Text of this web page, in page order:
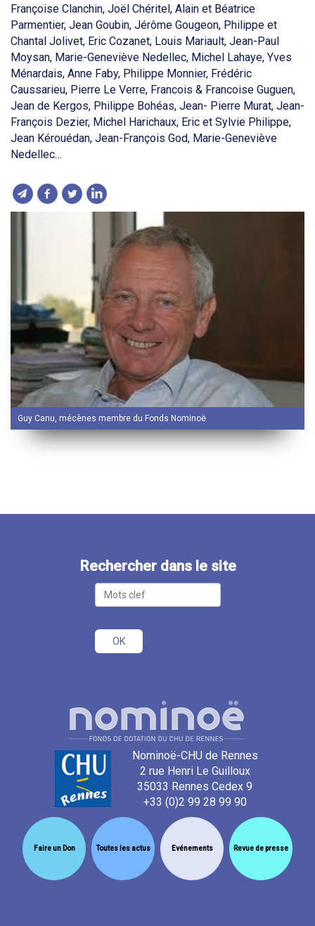
Françoise Clanchin, Joël Chéritel, Alain et Béatrice
Parmentier, Jean Goubin, Jérôme Gougeon, Philippe et
Chantal Jolivet, Eric Cozanet, Louis Mariault, Jean-Paul
Moysan, Marie-Geneviève Nedellec, Michel Lahaye, Yves
Ménardais, Anne Faby, Philippe Monnier, Frédéric
Caussarieu, Pierre Le Verre, Francois & Francoise Guguen,
Jean de Kergos, Philippe Bohéas, Jean- Pierre Murat, Jean-
François Dezier, Michel Harichaux, Eric et Sylvie Philippe,
Jean Kérouédan, Jean-François God, Marie-Geneviève
Nedellec…
Guy Canu, mécènes membre du Fonds Nominoë
Rechercher dans le site
Nominoë-CHU de Rennes
2 rue Henri Le Guilloux
35033 Rennes Cedex 9
+33 (0)2 99 28 99 90
Faire un Don Toutes les actus Evénements Revue de presse